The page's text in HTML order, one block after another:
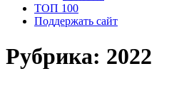
ТОП 100
Поддержать сайт
Рубрика: 2022